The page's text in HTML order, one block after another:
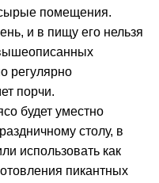
сырые помещения.
и в пищу его нельзя
регулярно
порчи.
будет уместно
столу, в
использовать как
пикантных